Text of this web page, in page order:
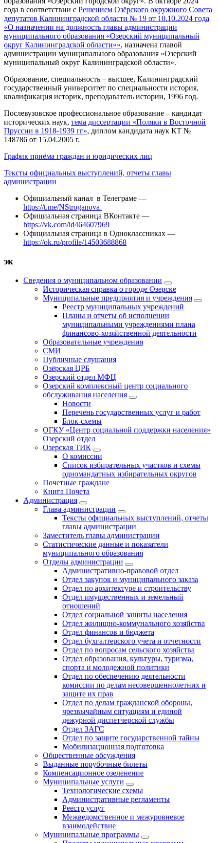
года в соответствии с Решением Озёрского окружного Совета
депутатов Калининградской области № 19 от 10.10.2024 года
«О назначении на должность главы администрации
муниципального образования «Озерский муниципальный
округ Калининградской области»», назначена главой
администрации муниципального образования «Озерский
муниципальный округ Калининградской области».
Образование, специальность – высшее, Калининградский
государственный университет по специальности история,
квалификация историк, преподаватель истории, 1996 год.
Послевузовское профессиональное образование – кандидат
исторических наук, тема диссертации «Поляки в Восточной
Пруссии в 1918-1939 гг», диплом кандидата наук КТ №
148786 от 15.04.2005 г.
График приёма граждан и юридических лиц
Тексты официальных выступлений, отчеты главы
администрации
Официальный канал в Телеграме —
https://t.me/NStroganova
Официальная страница ВКонтакте —
https://vk.com/id464607969
Официальная страница в Одноклассниках —
https://ok.ru/profile/14503688868
эк
Сведения о муниципальном образовании
Историческая справка о городе Озерске
Муниципальные предприятия и учреждения
Реестр муниципальных учреждений
Планы и отчеты об исполнении
муниципальными учреждениями плана
финансово-хозяйственной деятельности
Образовательные учреждения
СМИ
Публичные слушания
Озёрская ЦРБ
Озерский отдел МФЦ
Озерский комплексный центр социального
обслуживания населения
Новости
Перечень государственных услуг и работ
Блок-схемы
ОГКУ «Центр социальной поддержки населения»
Озерский отдел
Озерская ТИК
О комиссии
Список избирательных участков и схемы
одномандатных избирательных округов
Почетные граждане
Книга Почета
Администрация
Глава администрации
Тексты официальных выступлений, отчеты
главы администрации
Заместитель главы администрации
Статистические данные и показатели
муниципального образования
Отделы администрации
Административно-правовой отдел
Отдел закупок и муниципального заказа
Отдел по архитектуре и строительству
Отдел имущественных и земельный
отношений
Отдел социальной защиты населения
Отдел жилищно-коммунального хозяйства
Отдел финансов и бюджета
Отдел бухгалтерского учета и отчетности
Отдел по вопросам сельского хозяйства
Отдел образования, культуры, туризма,
спорта и молодежной политики
Отдел по обеспечению деятельности
комиссии по делам несовершеннолетних и
защите их прав
Отдел по делам гражданской обороны,
чрезвычайным ситуациям и единой
дежурной диспетчерской службы
Отдел ЗАГС
Отдел по защите государственной тайны
Мобилизационная подготовка
Общественные обсуждения
Выданные порубочные билеты
Компенсационное озеленение
Муниципальные услуги
Технологические схемы
Административные регламенты
Реестр услуг
Межведомственное и межуровневое
взаимодействие
Муниципальные программы